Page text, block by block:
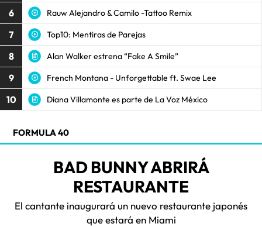
6 Rauw Alejandro & Camilo -Tattoo Remix
7 Top10: Mentiras de Parejas
8 Alan Walker estrena “Fake A Smile”
9 French Montana - Unforgettable ft. Swae Lee
10 Diana Villamonte es parte de La Voz México
FORMULA 40
BAD BUNNY ABRIRÁ
RESTAURANTE
El cantante inaugurará un nuevo restaurante japonés
que estará en Miami